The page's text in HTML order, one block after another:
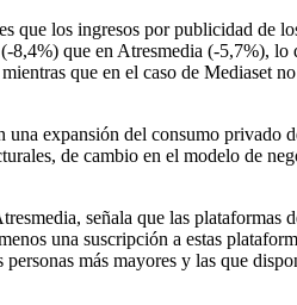
que los ingresos por publicidad de
que en Atresmedia (-5,7%),
que en el caso de Mediaset
expansión del consumo
de cambio en el modelo de
señala que las plataformas
una suscripción a estas
más mayores y las que